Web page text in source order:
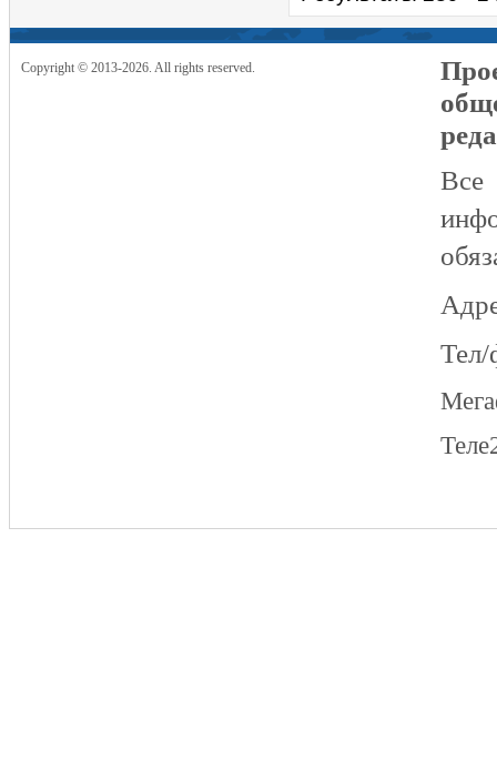
Copyright © 2013-2026. All rights reserved.